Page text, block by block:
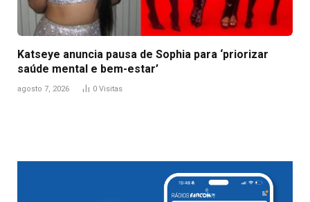
Katseye anuncia pausa de Sophia para ‘priorizar
saúde mental e bem-estar’
agosto 7, 2026 0 Visitas